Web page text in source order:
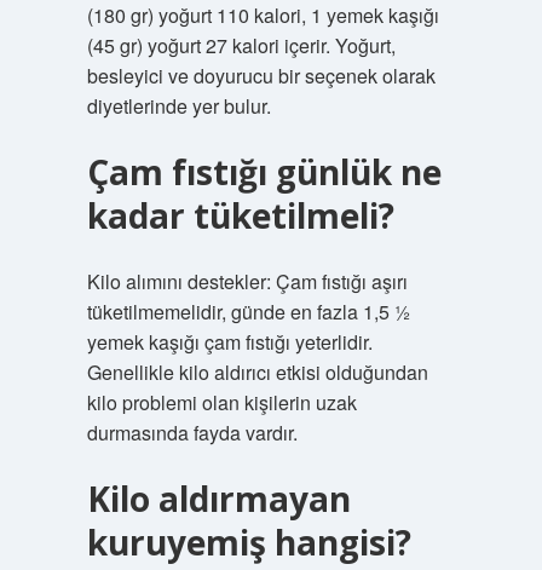
(180 gr) yoğurt 110 kalori, 1 yemek kaşığı
(45 gr) yoğurt 27 kalori içerir. Yoğurt,
besleyici ve doyurucu bir seçenek olarak
diyetlerinde yer bulur.
Çam fıstığı günlük ne
kadar tüketilmeli?
Kilo alımını destekler: Çam fıstığı aşırı
tüketilmemelidir, günde en fazla 1,5 ½
yemek kaşığı çam fıstığı yeterlidir.
Genellikle kilo aldırıcı etkisi olduğundan
kilo problemi olan kişilerin uzak
durmasında fayda vardır.
Kilo aldırmayan
kuruyemiş hangisi?